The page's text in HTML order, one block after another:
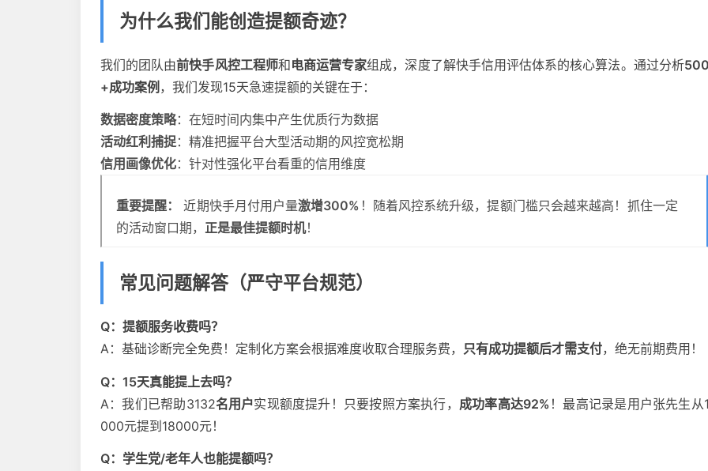
为什么我们能创造提额奇迹？
我们的团队由前快手风控工程师和电商运营专家组成，深度了解快手信用评估体系的核心算法。通过分析
+成功案例 ，我们发现15天急速提额的关键在于：
数据密度策略：在短时间内集中产生优质行为数据
活动红利捕捉：精准把握平台大型活动期的风控宽松期
信用画像优化：针对性强化平台看重的信用维度
重要提醒： 近期快手月付用户量激增300% ！随着风控系统升级，提额门槛只会越来越高！抓住一定
的活动窗口期， 正是最佳提额时机！
常见问题解答（严守平台规范）
Q：提额服务收费吗？
A：基础诊断完全免费！定制化方案会根据难度收取合理服务费， 只有成功提额后才需支付，绝无前期费用！
Q：15天真能提上去吗？
A：我们已帮助3132名用户实现额度提升！只要按照方案执行， 成功率高达92% ！最高记录是用户张先生从
000元提到18000元！
Q：学生党/老年人也能提额吗？